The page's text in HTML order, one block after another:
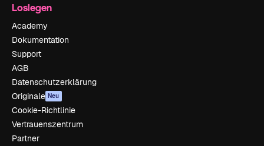
Loslegen
Academy
Dokumentation
Support
AGB
Datenschutzerklärung
Originale Neu
Cookie-Richtlinie
Vertrauenszentrum
Partner